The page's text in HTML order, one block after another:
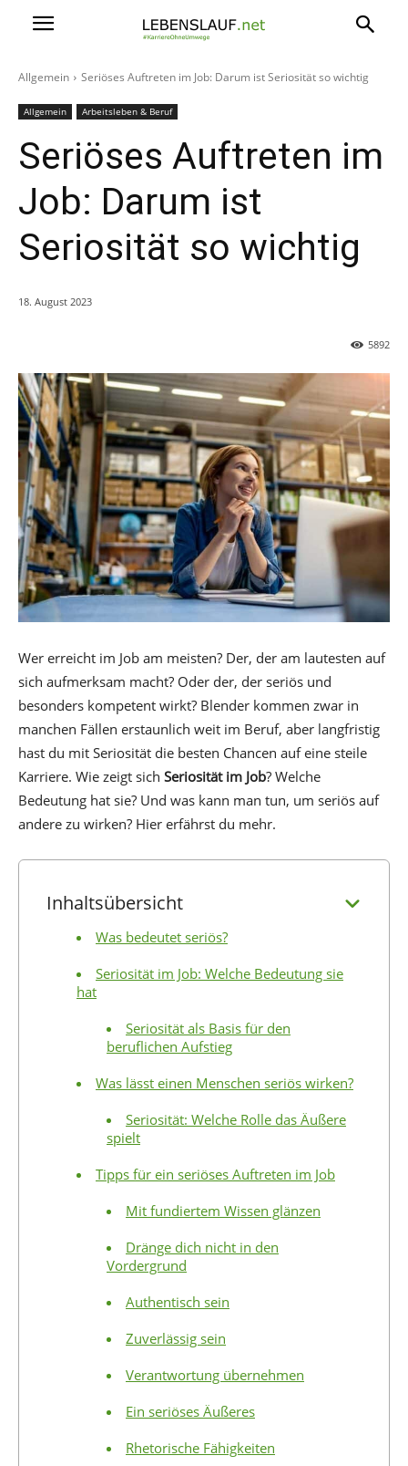
Allgemein Seriöses Auftreten im Job: Darum ist Seriosität so wichtig
Allgemein Arbeitsleben & Beruf
Seriöses Auftreten im
Job: Darum ist
Seriosität so wichtig
18. August 2023
5892
Wer erreicht im Job am meisten? Der, der am lautesten auf
sich aufmerksam macht? Oder der, der seriös und
besonders kompetent wirkt? Blender kommen zwar in
manchen Fällen erstaunlich weit im Beruf, aber langfristig
hast du mit Seriosität die besten Chancen auf eine steile
Karriere. Wie zeigt sich Seriosität im Job? Welche
Bedeutung hat sie? Und was kann man tun, um seriös auf
andere zu wirken? Hier erfährst du mehr.
Inhaltsübersicht
Was bedeutet seriös?
Seriosität im Job: Welche Bedeutung sie
hat
Seriosität als Basis für den
beruflichen Aufstieg
Was lässt einen Menschen seriös wirken?
Seriosität: Welche Rolle das Äußere
spielt
Tipps für ein seriöses Auftreten im Job
Mit fundiertem Wissen glänzen
Dränge dich nicht in den
Vordergrund
Authentisch sein
Zuverlässig sein
Verantwortung übernehmen
Ein seriöses Äußeres
Rhetorische Fähigkeiten